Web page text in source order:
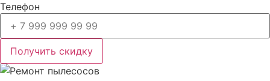
Телефон
Получить скидку